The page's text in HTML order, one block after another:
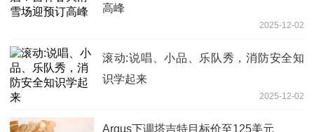
高峰
2025-12-02
滚动:说唱、小品、乐队秀，消防安全知
识学起来
2025-12-02
Argus下调塔吉特目标价至125美元